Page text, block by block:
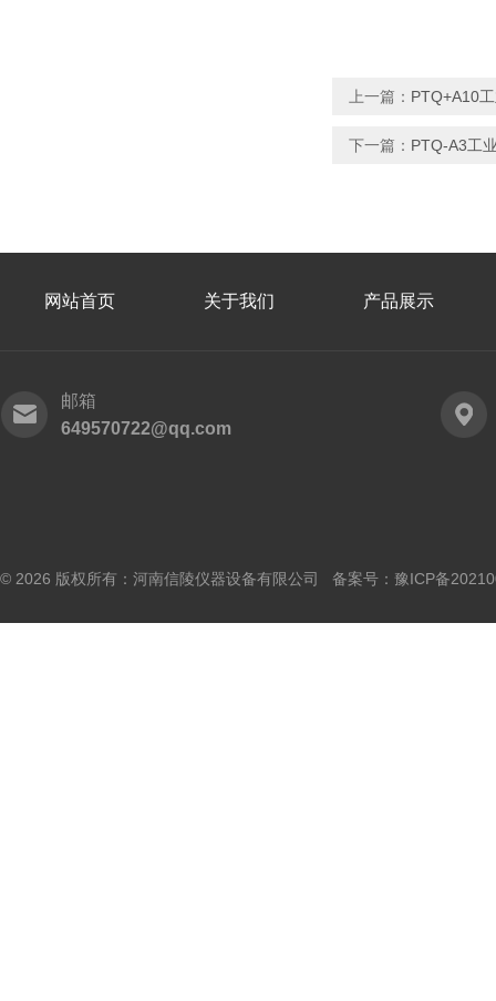
上一篇： PTQ+A10
下一篇： PTQ-A3工
网站首页 关于我们 产品展示
邮箱
649570722@qq.com
© 2026 版权所有：河南信陵仪器设备有限公司 备案号： 豫ICP备